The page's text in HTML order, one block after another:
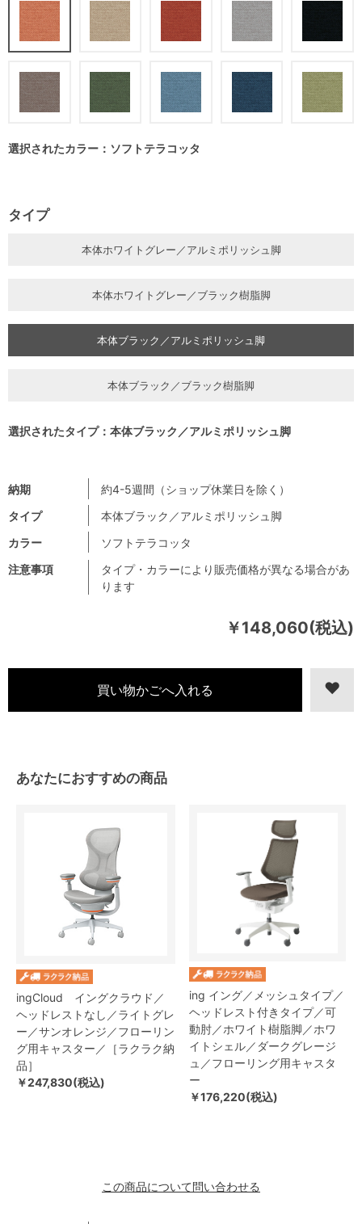
￥148,060(税込)
注意事項
タイプ・カラーにより販売価格が異なる場合があ
ります
納期
約4-5週間（ショップ休業日を除く）
タイプ
本体ブラック／アルミポリッシュ脚
カラー
ソフトテラコッタ
選択されたカラー：ソフトテラコッタ
タイプ
本体ホワイトグレー／アルミポリッシュ脚
本体ホワイトグレー／ブラック樹脂脚
本体ブラック／アルミポリッシュ脚
本体ブラック／ブラック樹脂脚
選択されたタイプ：本体ブラック／アルミポリッシュ脚
あなたにおすすめの商品
ingCloud イングクラウド／
ヘッドレストなし／ライトグレ
ー／サンオレンジ／フローリン
グ用キャスター／［ラクラク納
品］
￥247,830(税込)
ing イング／メッシュタイプ／
ヘッドレスト付きタイプ／可
動肘／ホワイト樹脂脚／ホワ
イトシェル／ダークグレージ
ュ／フローリング用キャスタ
ー
￥176,220(税込)
この商品について問い合わせる